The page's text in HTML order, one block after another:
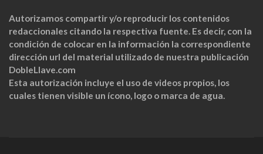
Autorizamos compartir y/o reproducir los contenidos
redaccionales citando la respectiva fuente. Es decir, con la
condición de colocar en la información la correspondiente
dirección url del material utilizado de nuestra publicación
DobleLlave.com
Esta autorización incluye el uso de videos propios, los
cuales tienen visible un ícono, logo o marca de agua.